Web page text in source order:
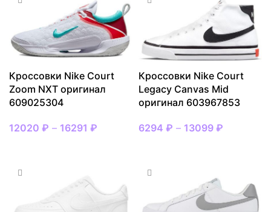
Кроссовки Nike Court
Zoom NXT оригинал
609025304
12020 ₽ – 16291 ₽
Кроссовки Nike Court
Legacy Canvas Mid
оригинал 603967853
6294 ₽ – 13099 ₽